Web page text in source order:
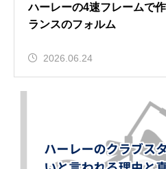
ハーレーの4速フレームで
ランスのフォルム
2026.06.24